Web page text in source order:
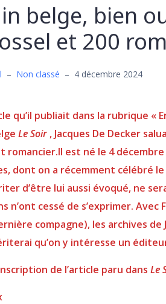
belge, bien
et 200
– Non classé – 4 décembre 2024
qu’il publiait dans la rubrique «
Le Soir , Jacques De Decker
romancier.Il est né le 4 décembre
dont on a récemment célébré
d’être lui aussi évoqué, ne
n’ont cessé de s’exprimer.
compagne), les archives
qu’on y intéresse un
de l’article paru dans Le